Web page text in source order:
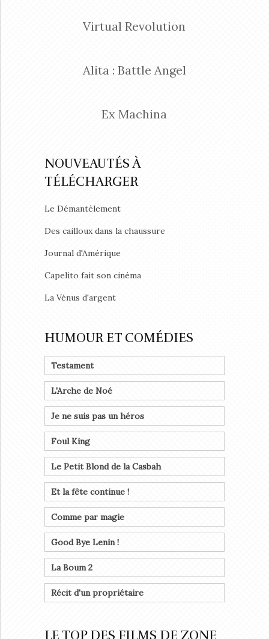
Virtual Revolution
Alita : Battle Angel
Ex Machina
NOUVEAUTÉS À
TÉLÉCHARGER
Le Démantèlement
Des cailloux dans la chaussure
Journal d'Amérique
Capelito fait son cinéma
La Vénus d'argent
HUMOUR ET COMÉDIES
Testament
L'Arche de Noé
Je ne suis pas un héros
Foul King
Le Petit Blond de la Casbah
Et la fête continue !
Comme par magie
Good Bye Lenin !
La Boum 2
Récit d'un propriétaire
LE TOP DES FILMS DE ZONE